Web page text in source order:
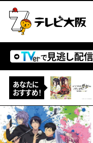
あなたに
おすすめ！